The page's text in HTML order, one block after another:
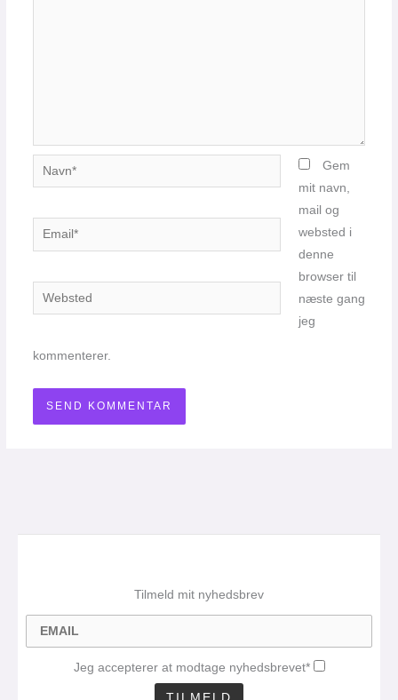
Navn*
Email*
Websted
Gem
mit navn,
mail og
websted i
denne
browser til
næste gang
jeg
kommenterer.
Tilmeld mit nyhedsbrev
Jeg accepterer at modtage nyhedsbrevet*